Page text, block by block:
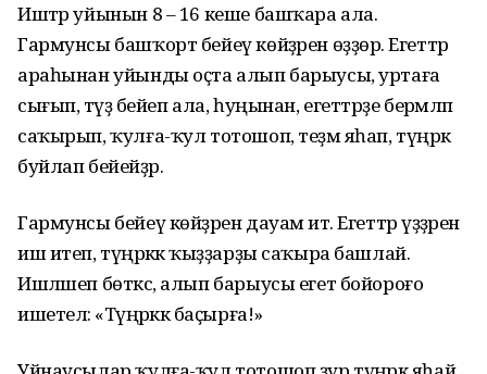
Иштәр уйынын 8 – 16 кеше башҡара ала.
Гармунсы башҡорт бейеү көйҙәрен өҙҙөрә. Егеттәр
араһынан уйынды оҫта алып барыусы, уртаға
сығып, тәүҙә бейеп ала, һуңынан, егеттәрҙе берәмләп
саҡырып, ҡулға-ҡул тотошоп, теҙмә яһап, түңәрәк
буйлап бейейҙәр.
Гармунсы бейеү көйҙәрен дауам итә. Егеттәр үҙҙәренә
иш итеп, түңәрәккә ҡыҙҙарҙы саҡыра башлай.
Ишләшеп бөткәс, алып барыусы егет бойороғо
ишетелә: «Түңәрәккә баҫырға!»